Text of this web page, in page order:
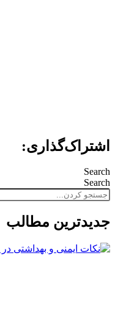
اشتراک‌گذاری:
Search
Search
جدید‌ترین مطالب